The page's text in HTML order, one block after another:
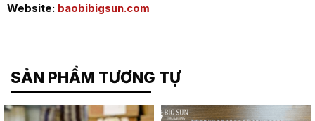
Website: baobibigsun.com
SẢN PHẨM TƯƠNG TỰ